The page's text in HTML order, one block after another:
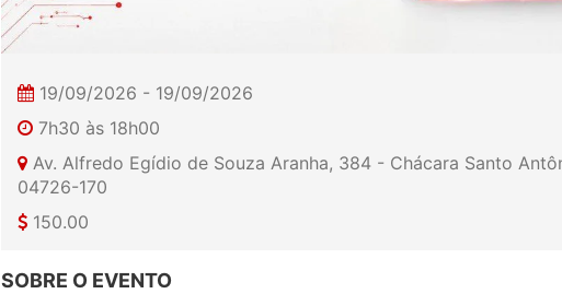
19/09/2026 - 19/09/2026
7h30 às 18h00
Av. Alfredo Egídio de Souza Aranha, 384 - Chácara Santo
04726-170
150.00
SOBRE O EVENTO